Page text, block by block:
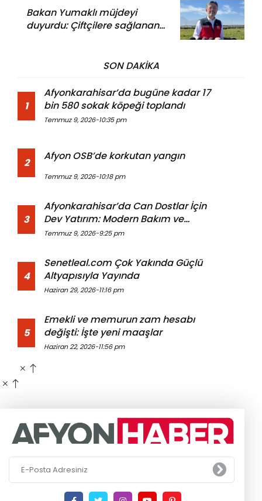
ne görüşüldü?
Bakan Yumaklı müjdeyi
duyurdu: Çiftçilere sağlanan
SON DAKİKA
1
Afyonkarahisar’da bugüne kadar 17
bin 580 sokak köpeği toplandı
Temmuz 9, 2026-10:35 pm
2
Afyon OSB’de korkutan yangın
Temmuz 9, 2026-10:18 pm
3
Afyonkarahisar’da Can Dostlar İçin
Dev Yatırım: Modern Bakım ve
Rehabilitasyon Merkezi Açıldı
Temmuz 9, 2026-9:25 pm
4
Senetleal.com Çok Yakında Güçlü
Altyapısıyla Yayında
Haziran 29, 2026-11:16 pm
5
Emekli ve memurun zam hesabı
değişti: İşte yeni maaşlar
Haziran 22, 2026-11:56 pm